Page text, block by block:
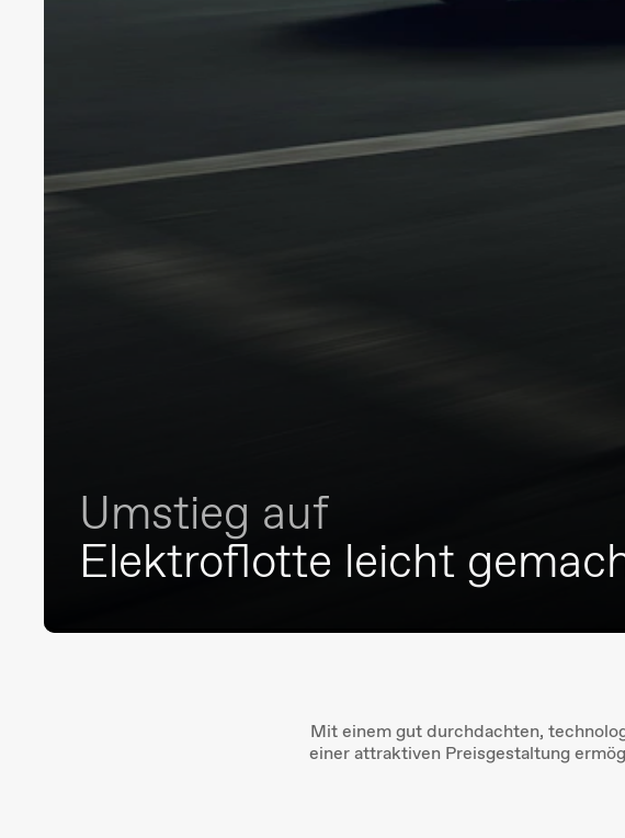
Umstieg auf
Elektroflotte leicht
Mit einem gut durchdachten,
einer attraktiven Preisgestaltung